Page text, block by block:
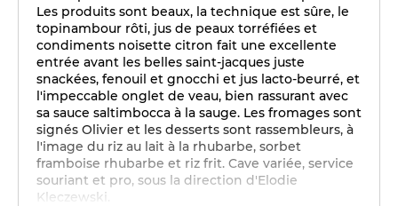
Les produits sont beaux, la technique est sûre, le
topinambour rôti, jus de peaux torréfiées et
condiments noisette citron fait une excellente
entrée avant les belles saint-jacques juste
snackées, fenouil et gnocchi et jus lacto-beurré, et
l'impeccable onglet de veau, bien rassurant avec
sa sauce saltimbocca à la sauge. Les fromages sont
signés Olivier et les desserts sont rassembleurs, à
l'image du riz au lait à la rhubarbe, sorbet
framboise rhubarbe et riz frit. Cave variée, service
souriant et pro, sous la direction d'Elodie
Kleczewski.